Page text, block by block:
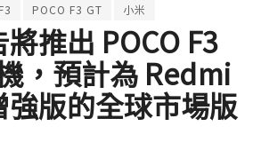
POCO F3 GT 小米
將推出 POCO F3
，預計為 Redmi
強版的全球市場版